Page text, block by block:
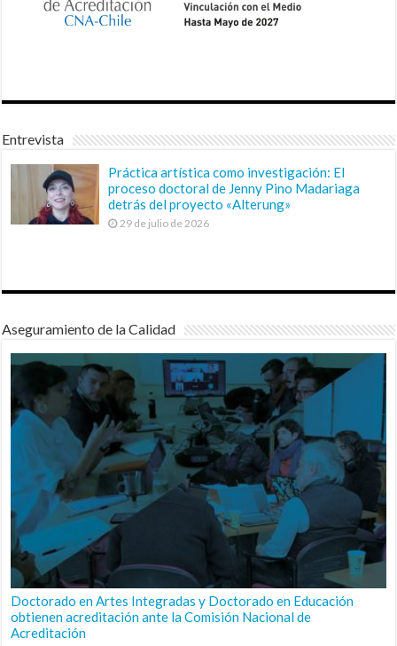
Entrevista
Práctica artística como investigación: El
proceso doctoral de Jenny Pino Madariaga
detrás del proyecto «Alterung»
29 de julio de 2026
Aseguramiento de la Calidad
Doctorado en Artes Integradas y Doctorado en Educación
obtienen acreditación ante la Comisión Nacional de
Acreditación